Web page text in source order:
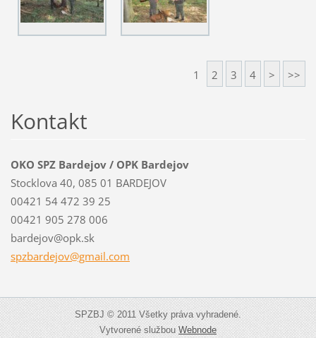
1 2 3 4 > >>
Kontakt
OKO SPZ Bardejov / OPK Bardejov
Stocklova 40, 085 01 BARDEJOV
00421 54 472 39 25
00421 905 278 006
bardejov@opk.sk
spzbardejov@gmail.com
SPZBJ © 2011 Všetky práva vyhradené.
Vytvorené službouWebnode